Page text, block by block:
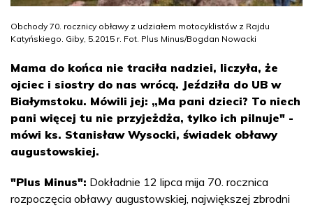
Obchody 70. rocznicy obławy z udziałem motocyklistów z Rajdu
Katyńskiego. Giby, 5.2015 r. Fot. Plus Minus/Bogdan Nowacki
Mama do końca nie traciła nadziei, liczyła, że
ojciec i siostry do nas wrócą. Jeździła do UB w
Białymstoku. Mówili jej: „Ma pani dzieci? To niech
pani więcej tu nie przyjeżdża, tylko ich pilnuje" -
mówi ks. Stanisław Wysocki, świadek obławy
augustowskiej.
"Plus Minus": Dokładnie 12 lipca mija 70. rocznica
rozpoczęcia obławy augustowskiej, największej zbrodni